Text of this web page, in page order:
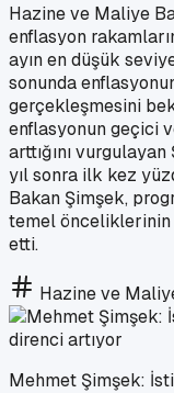
Hazine ve Maliye
enflasyon
ayın en düşük
sonunda
gerçekleşmesini
enflasyonun geçici
arttığını
yıl sonra ilk kez
Bakan Şimşek,
temel önceliklerinin
etti.
Hazine ve
Mehmet Şimşek: